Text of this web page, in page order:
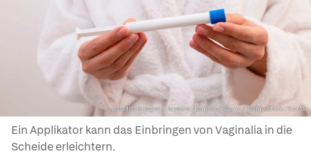
mauritius images / Tatsiana Niamera / Alamy / Alamy Stock Photos
Ein Applikator kann das Einbringen von Vaginalia in die
Scheide erleichtern.